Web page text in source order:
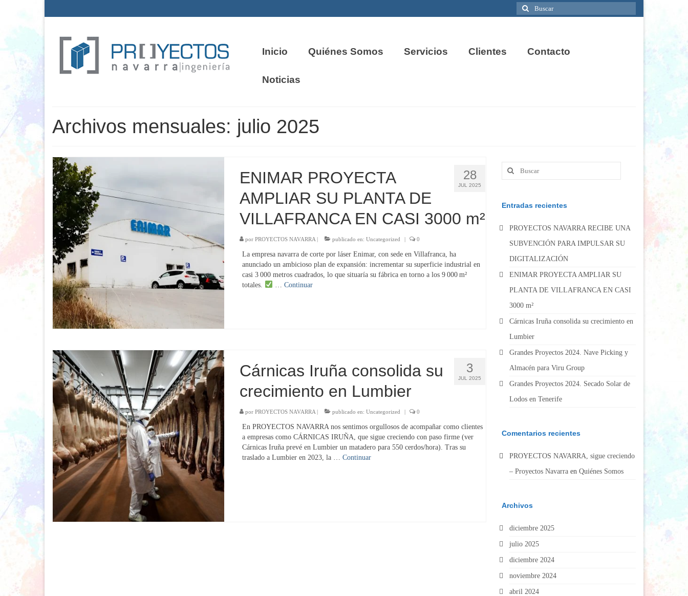
Buscar
por:
Inicio Quiénes Somos Servicios Clientes Contacto
Noticias
Archivos mensuales: julio 2025
28
JUL 2025
ENIMAR PROYECTA
AMPLIAR SU PLANTA DE
VILLAFRANCA EN CASI 3000 m²
por PROYECTOS NAVARRA| publicado en: Uncategorized | 0
La empresa navarra de corte por láser Enimar, con sede en Villafranca, ha
anunciado un ambicioso plan de expansión: incrementar su superficie industrial en
casi 3 000 metros cuadrados, lo que situaría su fábrica en torno a los 9 000 m²
totales.
… Continuar
3
JUL 2025
Cárnicas Iruña consolida su
crecimiento en Lumbier
por PROYECTOS NAVARRA| publicado en: Uncategorized | 0
En PROYECTOS NAVARRA nos sentimos orgullosos de acompañar como clientes
a empresas como CÁRNICAS IRUÑA, que sigue creciendo con paso firme (ver
Cárnicas Iruña prevé en Lumbier un matadero para 550 cerdos/hora). Tras su
traslado a Lumbier en 2023, la … Continuar
Buscar
por:
Entradas recientes
PROYECTOS NAVARRA RECIBE UNA
SUBVENCIÓN PARA IMPULSAR SU
DIGITALIZACIÓN
ENIMAR PROYECTA AMPLIAR SU
PLANTA DE VILLAFRANCA EN CASI
3000 m²
Cárnicas Iruña consolida su crecimiento en
Lumbier
Grandes Proyectos 2024. Nave Picking y
Almacén para Viru Group
Grandes Proyectos 2024. Secado Solar de
Lodos en Tenerife
Comentarios recientes
PROYECTOS NAVARRA, sigue creciendo
– Proyectos Navarraen Quiénes Somos
Archivos
diciembre 2025
julio 2025
diciembre 2024
noviembre 2024
abril 2024